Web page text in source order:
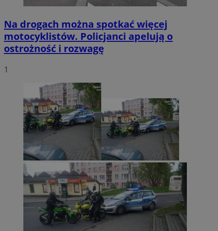
Na drogach można spotkać więcej
motocyklistów. Policjanci apelują o
ostrożność i rozwagę
1